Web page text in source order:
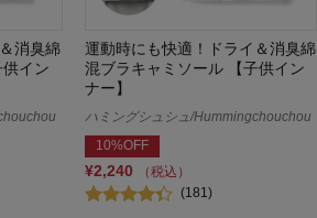
消臭綿
イン
運動時にも快適！ドライ＆消臭綿
混ブラキャミソール 【子供イン
ナー】
ハミングシュシュ/Hummingchouchou
10%OFF
¥2,240
（税込）
(181)